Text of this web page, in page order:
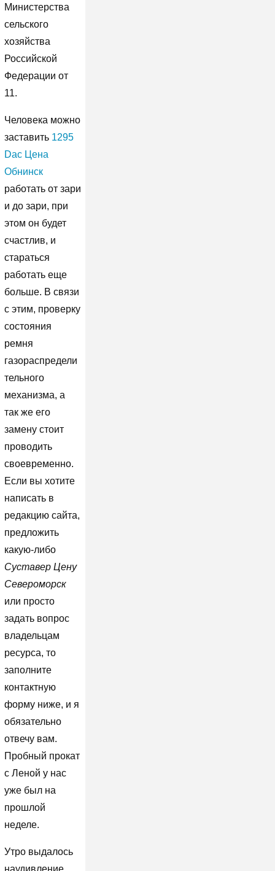
Министерства
сельского
хозяйства
Российской
Федерации от
11.
Человека можно
заставить 1295
Dac Цена
Обнинск
работать от зари
и до зари, при
этом он будет
счастлив, и
стараться
работать еще
больше. В связи
с этим, проверку
состояния
ремня
газораспредели
тельного
механизма, а
так же его
замену стоит
проводить
своевременно.
Если вы хотите
написать в
редакцию сайта,
предложить
какую-либо
Суставер Цену
Североморск
или просто
задать вопрос
владельцам
ресурса, то
заполните
контактную
форму ниже, и я
обязательно
отвечу вам.
Пробный прокат
с Леной у нас
уже был на
прошлой
неделе.
Утро выдалось
наудивление